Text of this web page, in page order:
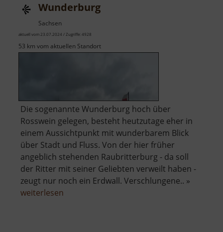
Wunderburg
Sachsen
aktuell vom 23.07.2024 / Zugriffe: 4928
53 km vom aktuellen Standort
Die sogenannte Wunderburg hoch über
Rosswein gelegen, besteht heutzutage eher in
einem Aussichtpunkt mit wunderbarem Blick
über Stadt und Fluss. Von der hier früher
angeblich stehenden Raubritterburg - da soll
der Ritter mit seiner Geliebten verweilt haben -
zeugt nur noch ein Erdwall. Verschlungene.. »
weiterlesen